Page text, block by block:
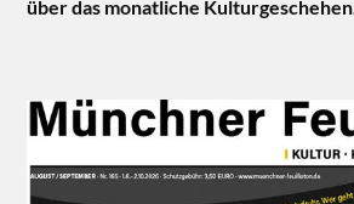
über das monatliche Kulturgeschehen.